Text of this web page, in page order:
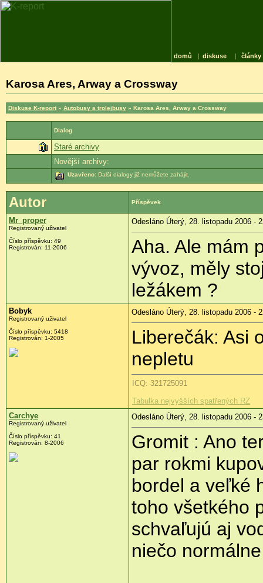
domů | diskuse | články
Karosa Ares, Arway a Crossway
Diskuse K-report » Autobusy a trolejbusy » Karosa Ares, Arway a Crossway
Dialog
Staré archivy
Novější archivy:
Uzavřeno: Další dialogy již nemůžete zahájit.
Autor Příspěvek
Mr_proper
Registrovaný uživatel
Číslo příspěvku: 49
Registrován: 11-2006
Odesláno Úterý, 28. listopadu 2006 -
Aha. Ale mám
vývoz, měly
ležákem ?
Bobyk
Registrovaný uživatel
Číslo příspěvku: 5418
Registrován: 1-2005
Odesláno Úterý, 28. listopadu 2006 -
Liberečák: Asi
nepletu
ICQ: 321725091
Tabulka nejvyšších spatřených RZ
Carchye
Registrovaný uživatel
Číslo příspěvku: 41
Registrován: 8-2006
Odesláno Úterý, 28. listopadu 2006 -
Gromit : Ano
par rokmi
bordel a veľké
toho všetkého
schvaľujú aj
niečo